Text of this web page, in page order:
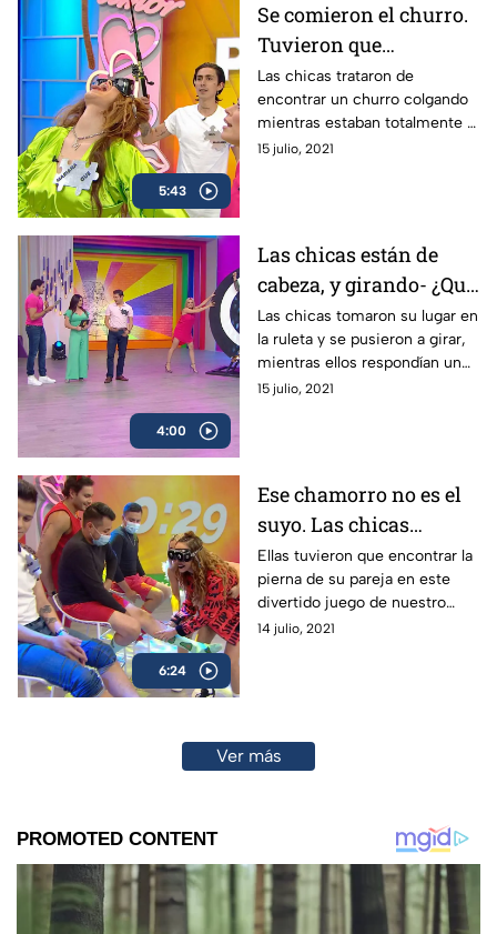
5:43
Se comieron el churro.
Tuvieron que
encontrarlo con ojos
cerrados.
Las chicas trataron de
encontrar un churro colgando
mientras estaban totalmente a
ciegas. ¿Quién pudo ganar
15 julio, 2021
4:00
Las chicas están de
cabeza, y girando- ¿Qué
tanto respondieron
ellas?
Las chicas tomaron su lugar en
la ruleta y se pusieron a girar,
mientras ellos respondían un
cuestionario de nuestro
15 julio, 2021
6:24
Ese chamorro no es el
suyo. Las chicas
buscaron la pierna de
ellos.
Ellas tuvieron que encontrar la
pierna de su pareja en este
divertido juego de nuestro
programa. ¿Quién pudo ganar?
14 julio, 2021
Ver más